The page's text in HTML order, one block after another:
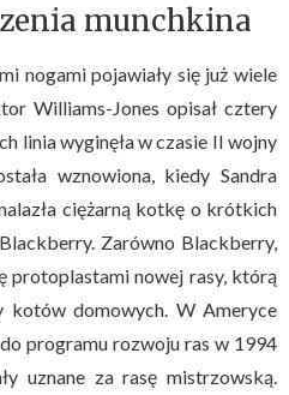
munchkina
nogami pojawiały się już wiele
Williams-Jones opisał cztery
linia wyginęła w czasie II wojny
wznowiona, kiedy Sandra
ciężarną kotkę o krótkich
Zarówno Blackberry,
protoplastami nowej rasy, którą
kotów domowych. W Ameryce
programu rozwoju ras w 1994
uznane za rasę mistrzowską.